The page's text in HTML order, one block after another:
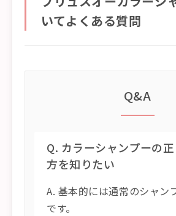
いてよくある質問
Q&A
Q. カラーシャンプーの
方を知りたい
A. 基本的には通常のシャン
です。